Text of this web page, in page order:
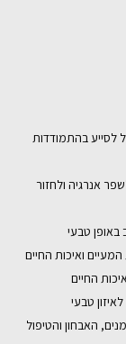
לסייע בהתמודדות
אנרגיה ולחזור
טבעי
ואיכות החיים
החיים
טבעי
האבחון והטיפול